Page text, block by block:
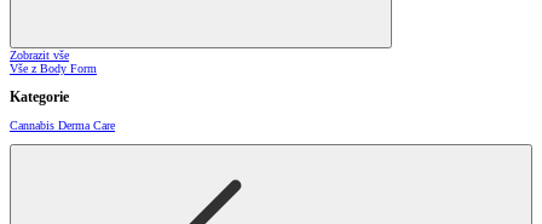
Zobrazit vše
Vše z Body Form
Kategorie
Cannabis Derma Care